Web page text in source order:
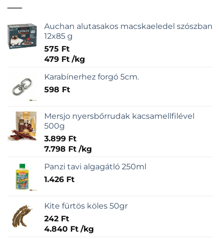
Auchan alutasakos macskaeledel szószban
12x85 g
575 Ft
479 Ft /kg
Karabínerhez forgó 5cm.
598 Ft
Mersjo nyersbőrrudak kacsamellfilével
500g
3.899 Ft
7.798 Ft /kg
Panzi tavi algagátló 250ml
1.426 Ft
Kite fürtös köles 50gr
242 Ft
4.840 Ft /kg